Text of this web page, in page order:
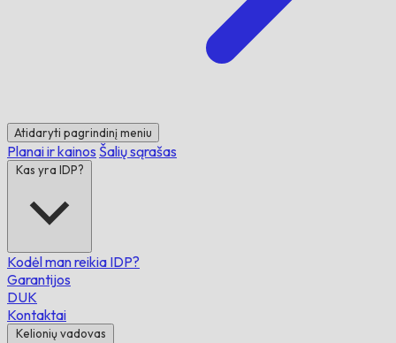
Atidaryti pagrindinį meniu
Planai ir kainos Šalių sąrašas
Kas yra IDP?
Kodėl man reikia IDP?
Garantijos
DUK
Kontaktai
Kelionių vadovas